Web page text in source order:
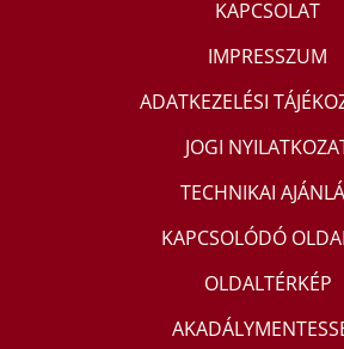
KAPCSOLAT
IMPRESSZUM
ADATKEZELÉSI
JOGI
TECHNIKAI
KAPCSOLÓDÓ
OLDALTÉRKÉP